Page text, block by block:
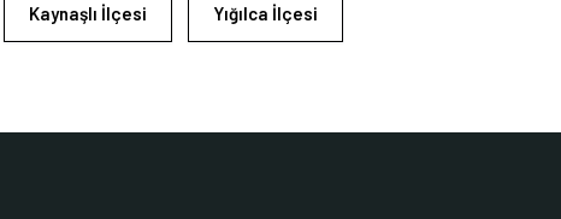
Kaynaşlı İlçesi Yığılca İlçesi